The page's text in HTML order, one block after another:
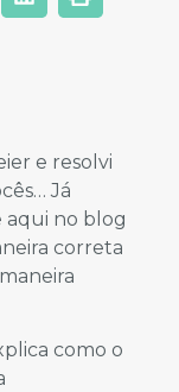
e resolvi
Já
aqui no blog
correta
como o